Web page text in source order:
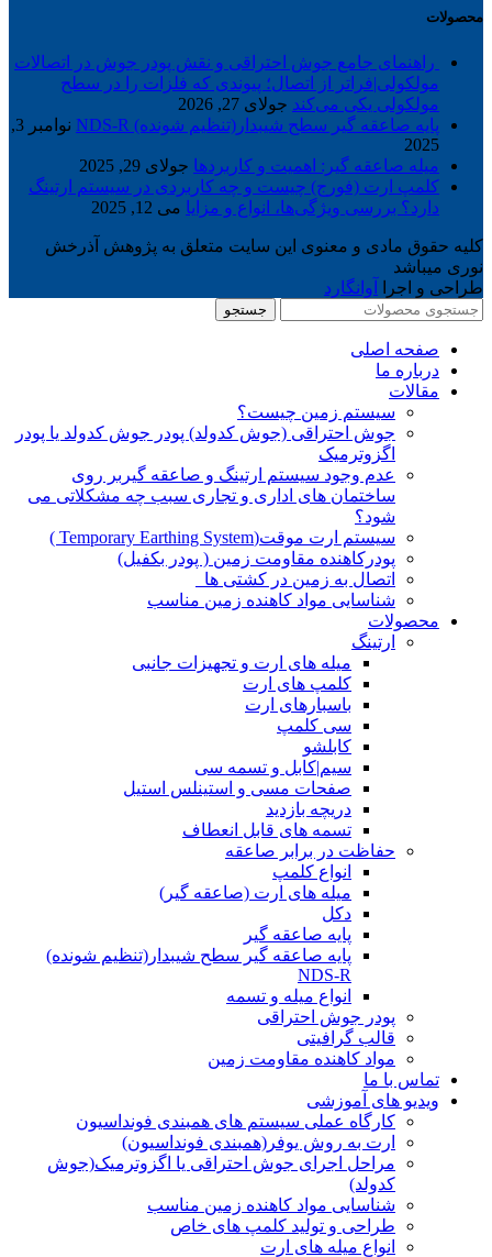
محصولات
راهنمای جامع جوش احتراقی و نقش پودر جوش در اتصالات
مولکولی|فراتر از اتصال؛ پیوندی که فلزات را در سطح
مولکولی یکی می‌کند جولای 27, 2026
پایه صاعقه گیر سطح شیبدار(تنظیم شونده) NDS-R
نوامبر 3,
2025
میله صاعقه گیر: اهمیت و کاربردها جولای 29, 2025
کلمپ ارت (فورج) چیست و چه کاربردی در سیستم ارتینگ
دارد؟ بررسی ویژگی‌ها، انواع و مزایا می 12, 2025
کلیه حقوق مادی و معنوی این سایت متعلق به پژوهش آذرخش
نوری میباشد
طراحی و اجرا
آوانگارد
جستجو
صفحه اصلی
درباره ما
مقالات
سیستم زمین چیست؟
جوش احتراقی (جوش کدولد) پودر جوش کدولد یا پودر
اگزوترمیک
عدم وجود سیستم ارتینگ و صاعقه گیربر روی
ساختمان های اداری و تجاری سبب چه مشکلاتی می
شود؟
سیستم ارت موقت(Temporary Earthing System )
پودرکاهنده مقاومت زمین ( پودر بکفیل)
اتصال به زمین در کشتی ها
شناسایی مواد کاهنده زمین مناسب
محصولات
ارتینگ
میله های ارت و تجهیزات جانبی
کلمپ های ارت
باسبارهای ارت
سی کلمپ
کابلشو
سیم|کابل و تسمه سی
صفحات مسی و استینلس استیل
دریچه بازدید
تسمه های قابل انعطاف
حفاظت در برابر صاعقه
انواع کلمپ
میله های ارت (صاعقه گیر)
دکل
پایه صاعقه گیر
پایه صاعقه گیر سطح شیبدار(تنظیم شونده)
NDS-R
انواع میله و تسمه
پودر جوش احتراقی
قالب گرافیتی
مواد کاهنده مقاومت زمین
تماس با ما
ویدیو های آموزشی
کارگاه عملی سیستم های همبندی فونداسیون
ارت به روش یوفر(همبندی فونداسیون)
مراحل اجرای جوش احتراقی یا اگزوترمیک(جوش
کدولد)
شناسایی مواد کاهنده زمین مناسب
طراحی و تولید کلمپ های خاص
انواع میله های ارت